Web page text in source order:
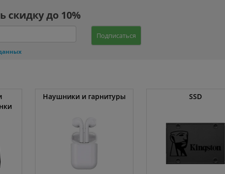
скидку до 10%
Подписаться
Наушники и гарнитуры SSD